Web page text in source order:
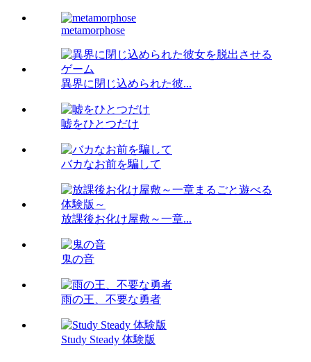
metamorphose
異界に閉じ込められた彼...
嘘をひとつだけ
バカなお前を騙して
放課後お化け屋敷～一章...
鬼の音
雨の王、不要な勇者
Study Steady 体験版